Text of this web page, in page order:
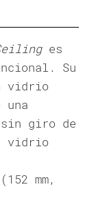
es
Su
vidrio
giro de
vidrio
mm,